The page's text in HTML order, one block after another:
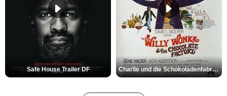
Safe House Trailer DF Charlie und die Schokoladenfabrik Trailer OV